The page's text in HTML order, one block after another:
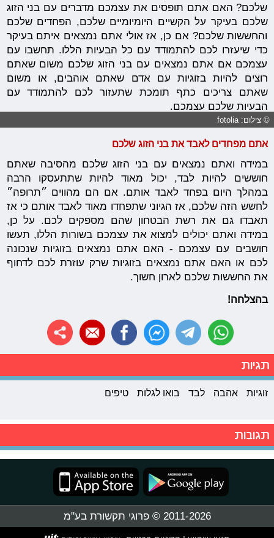
שלכם? האם אתם תופסים את עצמכם מדברים עם בני הזוג
שלכם בעיקר על הקשיים היומיומיים שלכם, הפחדים שלכם
והחששות שלכם? אם כן, אז אולי אתם נמצאים איתם בעיקר
כדי שיעזרו לכם להתמודד עם כל הבעיות הללו. תחשבו עם
עצמכם אם אתם נמצאים עם בני הזוג שלכם משום שאתם
רוצים להיות בזוגיות עם אדם שאתם אוהבים, או משום
שאתם צריכים כתף תומכת שתעזור לכם להתמודד עם
הבעיות שלכם עצמכם.
© צילום: fotolia
אתם מפחדים לאבד את בני הזוג שלכם
במידה ואתם נמצאים עם בני הזוג שלכם מהסיבה שאתם
חוששים להיות לבד, יכול מאוד להיות שתתעסקו הרבה
במהלך היום בפחד לאבד אותם. אם הם מהווים ״תרופה״
לחשש הזה שלכם, אז הגיוני שתפחדו מאוד לאבד אותם כי אז
תאבדו גם את רשת הבטחון שהם מספקים לכם. על כן,
במידה ואתם יכולים למצוא את עצמכם בשורות הללו, תעשו
חושבים עם עצמכם - האם אתם נמצאים בזוגיות שנכונה
לכם או האם אתם נמצאים בזוגיות שרק עוזרת לכם לדחוף
את החששות שלכם לארון חשוך.
בהצלחה!
תגיות
זוגיות אהבה לבד בואו לגלות טיפים
תגובות
2011-2026 © פרוגי תקשורת בע"מ